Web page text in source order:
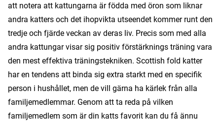
att notera att kattungarna är födda med öron som liknar
andra katters och det ihopvikta utseendet kommer runt den
tredje och fjärde veckan av deras liv. Precis som med alla
andra kattungar visar sig positiv förstärknings träning vara
den mest effektiva träningstekniken. Scottish fold katter
har en tendens att binda sig extra starkt med en specifik
person i hushållet, men de vill gärna ha kärlek från alla
familjemedlemmar. Genom att ta reda på vilken
familjemedlem som är din katts favorit kan du få ännu